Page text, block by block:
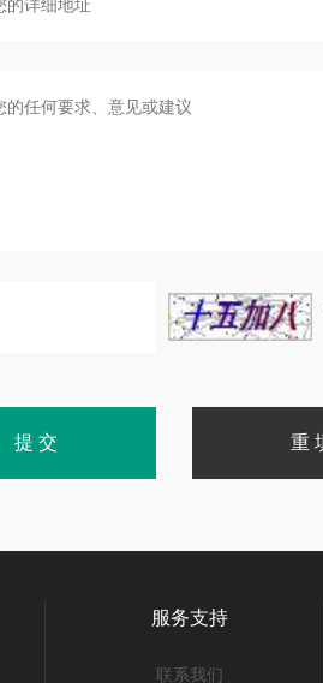
服务支持
联系我们